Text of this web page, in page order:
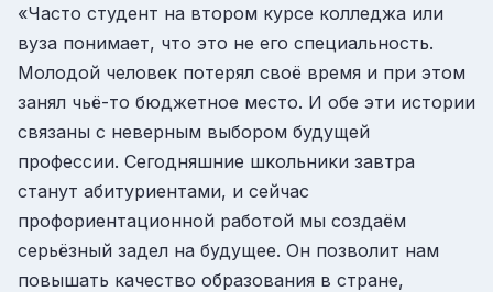
«Часто студент на втором курсе колледжа или
вуза понимает, что это не его специальность.
Молодой человек потерял своё время и при этом
занял чьё-то бюджетное место. И обе эти истории
связаны с неверным выбором будущей
профессии. Сегодняшние школьники завтра
станут абитуриентами, и сейчас
профориентационной работой мы создаём
серьёзный задел на будущее. Он позволит нам
повышать качество образования в стране,